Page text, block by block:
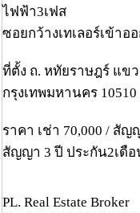
ไฟฟ้า3เฟส
ซอยกว้างเทเลอร์เข้าอ
ที่ตั้ง ถ. หทัยราษฎร์ แข
กรุงเทพมหานคร 10510
ราคา เช่า 70,000 / สัญ
สัญญา 3 ปี ประกัน2เดือ
PL. Real Estate Broker